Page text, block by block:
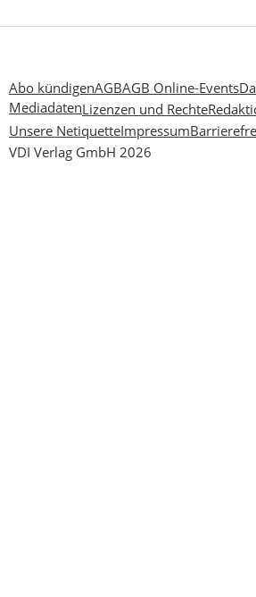
Abo kündigenAGBAGB Online-Events
MediadatenLizenzen und Rechte
Unsere NetiquetteImpressum
VDI Verlag GmbH 2026